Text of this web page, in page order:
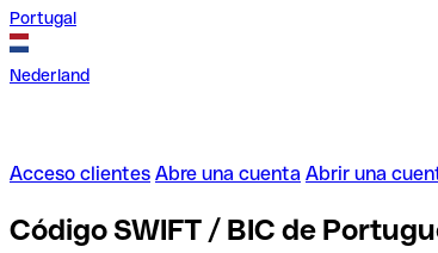
Portugal
Nederland
Acceso clientes Abre una cuenta Abrir una
Código SWIFT / BIC de